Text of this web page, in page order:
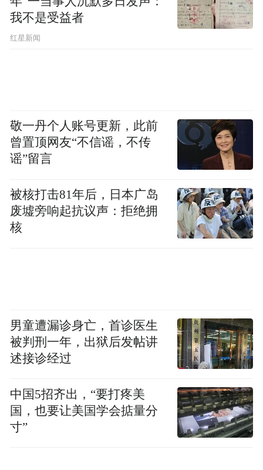
布，本平台仅提供信息存储空间服务。
Notice: The content above (including the videos,
pictures and audios if any) is uploaded and posted
by the user of Dafeng Hao, which is a social media
我不是受益者
红星新闻
敬一丹个人账号更新，此前
曾置顶网友“不信谣，不传
谣”留言
被核打击81年后，日本广岛
废墟旁响起抗议声：拒绝拥
核
男童遭漏诊身亡，首诊医生
被判刑一年，出狱后发帖讲
述接诊经过
中国5招齐出，“要打疼美
国，也要让美国学会掂量分
寸”